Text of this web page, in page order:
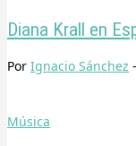
Diana Krall en
Por Ignacio Sánchez -
Música